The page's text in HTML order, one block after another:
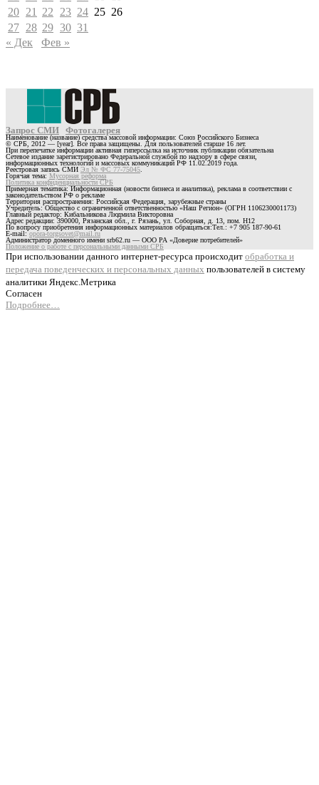
20 21 22 23 24 25 26
27 28 29 30 31
« Дек
Фев »
Запрос СМИ Фотогалерея
Наименование (название) средства массовой информации: Союз Российского Бизнеса
© СРБ, 2012 — [year]. Все права защищены. Для пользователей старше 16 лет.
При перепечатке информации активная гиперссылка на источник публикации обязательна
Сетевое издание зарегистрировано Федеральной службой по надзору в сфере связи,
информационных технологий и массовых коммуникаций РФ 11.02.2019 года.
Реестровая запись СМИ Эл № ФС 77-75045
Горячая тема: Мусорная реформа
Политика конфиденциальности СРБ
Примерная тематика: Информационная (новости бизнеса и аналитика), реклама в соответствии с
законодательством РФ о рекламе
Территория распространения: Российская Федерация, зарубежные страны
Учредитель: Общество с ограниченной ответственностью «Наш Регион» (ОГРН 1106230001173)
Главный редактор: Кибальникова Людмила Викторовна
Адрес редакции: 390000, Рязанская обл., г. Рязань, ул. Соборная, д. 13, пом. Н12
По вопросу приобретения информационных материалов обращаться:Тел.: +7 905 187-90-61
E-mail:opora-torgsovet@mail.ru
Администратор доменного имени srb62.ru — ООО РА «Доверие потребителей»
Положение о работе с персональными данными СРБ
При использовании данного интернет-ресурса происходит обработка и
передача поведенческих и персональных данных пользователей в систему
аналитики Яндекс.Метрика
Согласен
Подробнее…